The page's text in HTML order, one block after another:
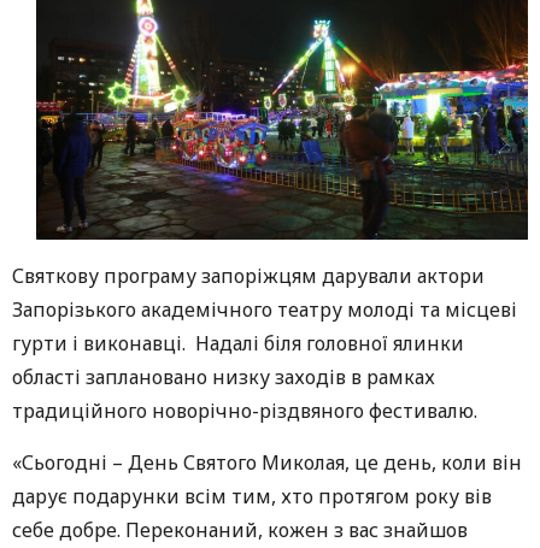
Святкову програму запоріжцям дарували актори
Запорізького академічного театру молоді та місцеві
гурти і виконавці. Надалі біля головної ялинки
області заплановано низку заходів в рамках
традиційного новорічно-різдвяного фестивалю.
«Сьогодні – День Святого Миколая, це день, коли він
дарує подарунки всім тим, хто протягом року вів
себе добре. Переконаний, кожен з вас знайшов